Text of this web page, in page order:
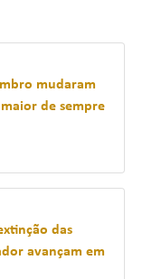
mudaram
de sempre
das
avançam em